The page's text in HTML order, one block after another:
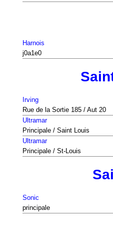
Harnois
j0a1e0
Irving
Rue de la Sortie 185 / Aut 20
Ultramar
Principale / Saint Louis
Ultramar
Principale / St-Louis
Sonic
principale